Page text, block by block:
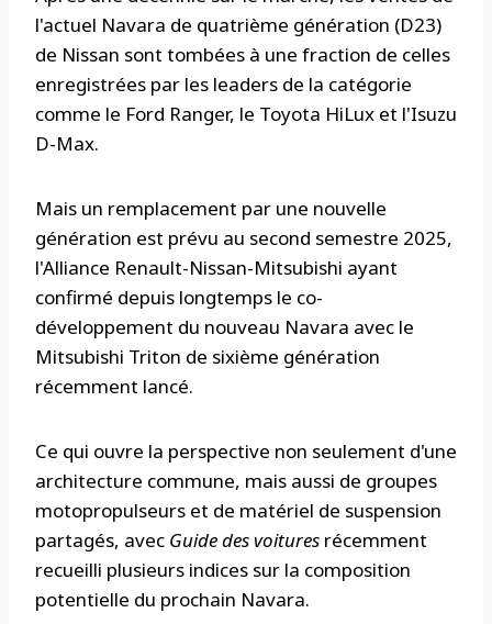
l'actuel Navara de quatrième génération (D23)
de Nissan sont tombées à une fraction de celles
enregistrées par les leaders de la catégorie
comme le Ford Ranger, le Toyota HiLux et l'Isuzu
D-Max.
Mais un remplacement par une nouvelle
génération est prévu au second semestre 2025,
l'Alliance Renault-Nissan-Mitsubishi ayant
confirmé depuis longtemps le co-
développement du nouveau Navara avec le
Mitsubishi Triton de sixième génération
récemment lancé.
Ce qui ouvre la perspective non seulement d'une
architecture commune, mais aussi de groupes
motopropulseurs et de matériel de suspension
partagés, avec Guide des voitures récemment
recueilli plusieurs indices sur la composition
potentielle du prochain Navara.